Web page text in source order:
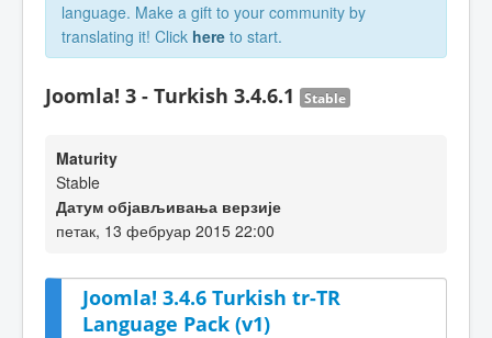
language. Make a gift to your community by
translating it! Click here to start.
Joomla! 3 - Turkish 3.4.6.1 Stable
Maturity
Stable
Датум објављивања верзије
петак, 13 фебруар 2015 22:00
Joomla! 3.4.6 Turkish tr-TR
Language Pack (v1)